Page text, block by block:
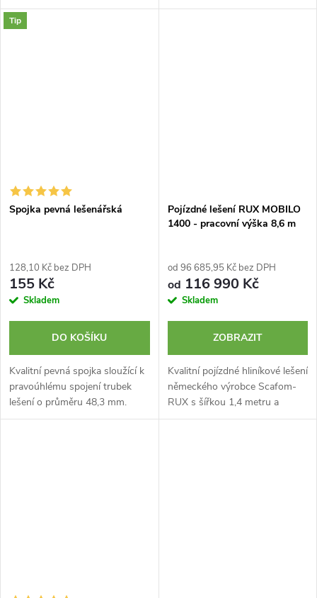
(48,3 mm + jiný průměr).
Vyrobeno v Německu.
výškou 7,6 m. Typ MOBILO
Tip
Spojka pevná lešenářská
128,10 Kč bez DPH
155 Kč
Skladem
DO KOŠÍKU
Kvalitní pevná spojka sloužící k
pravoúhlému spojení trubek
lešení o průměru 48,3 mm.
Vyrobeno v Německu.
Pojízdné lešení RUX MOBILO
1400 - pracovní výška 8,6 m
od 96 685,95 Kč bez DPH
od 116 990 Kč
Skladem
ZOBRAZIT
Kvalitní pojízdné hliníkové lešení
německého výrobce Scafom-
RUX s šířkou 1,4 metru a
výškou 8,6 m. Typ MOBILO